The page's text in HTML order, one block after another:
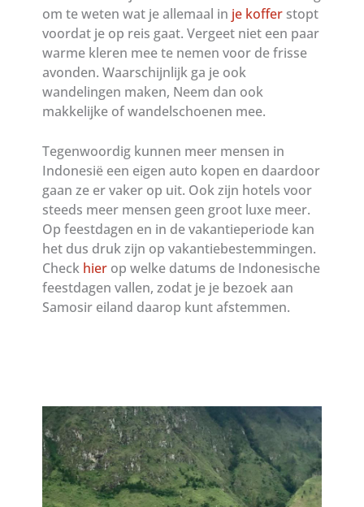
om te weten wat je allemaal in je kofferstopt
voordat je op reis gaat. Vergeet niet een paar
warme kleren mee te nemen voor de frisse
avonden. Waarschijnlijk ga je ook
wandelingen maken, Neem dan ook
makkelijke of wandelschoenen mee.
Tegenwoordig kunnen meer mensen in
Indonesië een eigen auto kopen en daardoor
gaan ze er vaker op uit. Ook zijn hotels voor
steeds meer mensen geen groot luxe meer.
Op feestdagen en in de vakantieperiode kan
het dus druk zijn op vakantiebestemmingen.
Check hier op welke datums de Indonesische
feestdagen vallen, zodat je je bezoek aan
Samosir eiland daarop kunt afstemmen.